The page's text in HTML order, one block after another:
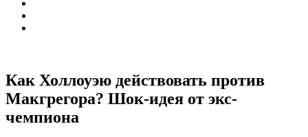
Как Холлоуэю действовать против
Макгрегора? Шок-идея от экс-
чемпиона